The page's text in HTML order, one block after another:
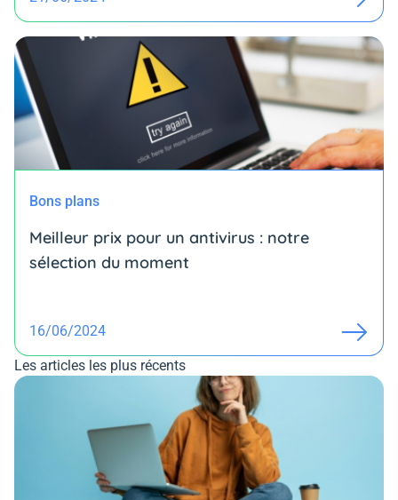
Bons plans
Meilleur prix pour un antivirus : notre
sélection du moment
16/06/2024
Les articles les plus récents